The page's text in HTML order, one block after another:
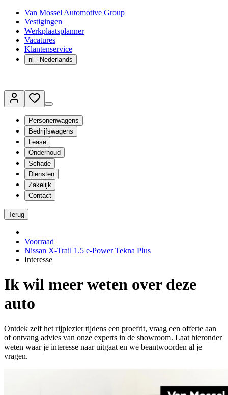
Van Mossel Automotive Group
Vestigingen
Werkplaatsplanner
Vacatures
Klantenservice
nl - Nederlands
Personenwagens
Bedrijfswagens
Lease
Onderhoud
Schade
Diensten
Zakelijk
Contact
Terug
Voorraad
Nissan X-Trail 1.5 e-Power Tekna Plus
Interesse
Ik wil meer weten over deze
auto
Ontdek zelf het rijplezier tijdens een proefrit, vraag een offerte aan
of ontvang advies van onze experts in de showroom. Laat hieronder
weten waar je interesse naar uitgaat en we beantwoorden al je
vragen.